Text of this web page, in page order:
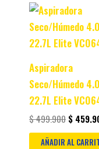
Aspiradora
Seco/Húmedo
22.7L Elite
$499.900
Original
price
was:
$
$
AÑADIR AL